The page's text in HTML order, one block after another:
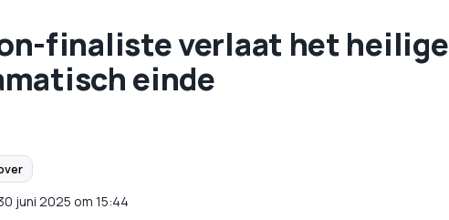
finaliste verlaat het heilige
einde
juni 2025 om 15:44